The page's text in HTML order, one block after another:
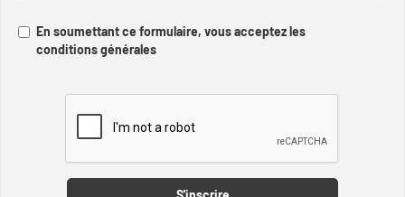
En soumettant ce formulaire, vous acceptez les
conditions générales